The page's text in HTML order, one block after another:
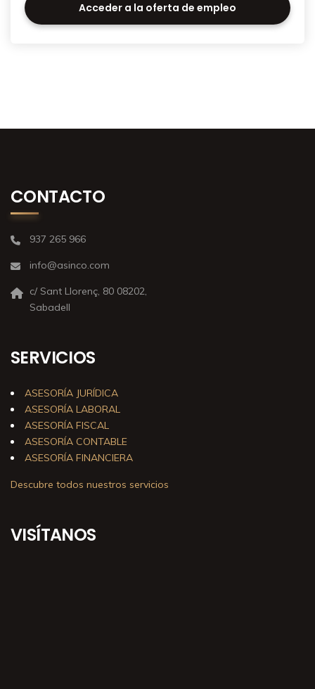
Acceder a la oferta de empleo
CONTACTO
937 265 966
info@asinco.com
c/ Sant Llorenç, 80 08202,
Sabadell
SERVICIOS
ASESORÍA JURÍDICA
ASESORÍA LABORAL
ASESORÍA FISCAL
ASESORÍA CONTABLE
ASESORÍA FINANCIERA
Descubre todos nuestros servicios
VISÍTANOS